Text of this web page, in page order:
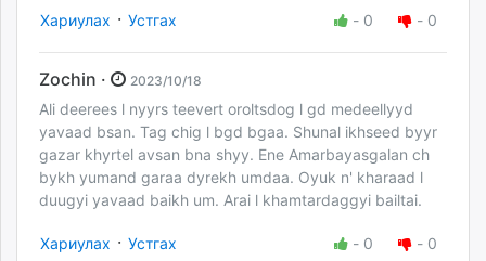
Хариулах · Устгах - 0 - 0
Zochin · 2023/10/18
Ali deerees l nyyrs teevert oroltsdog l gd medeellyyd
yavaad bsan. Tag chig l bgd bgaa. Shunal ikhseed byyr
gazar khyrtel avsan bna shyy. Ene Amarbayasgalan ch
bykh yumand garaa dyrekh umdaa. Oyuk n' kharaad l
duugyi yavaad baikh um. Arai l khamtardaggyi bailtai.
Хариулах · Устгах - 0 - 0